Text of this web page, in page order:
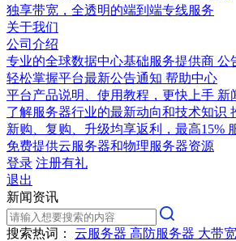
独享带宽，全透明的端到端专线服务
关于我们
公司介绍
专业的全球数据中心基础服务提供商 公
轻松掌握平台最新公告通知 帮助中心
平台产品说明、使用教程，更快上手 新
了解服务器行业的最新动向和技术知识
新购、复购、升级均享返利，最高15%
免费提供云服务器和物理服务器资源
登录 注册有礼
退出
新闻资讯
搜索热词： 云服务器 高防服务器 大带